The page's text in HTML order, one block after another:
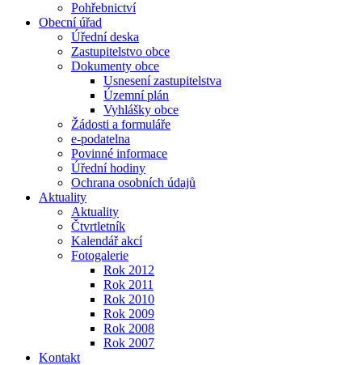
Pohřebnictví
Obecní úřad
Úřední deska
Zastupitelstvo obce
Dokumenty obce
Usnesení zastupitelstva
Územní plán
Vyhlášky obce
Žádosti a formuláře
e-podatelna
Povinné informace
Úřední hodiny
Ochrana osobních údajů
Aktuality
Aktuality
Čtvrtletník
Kalendář akcí
Fotogalerie
Rok 2012
Rok 2011
Rok 2010
Rok 2009
Rok 2008
Rok 2007
Kontakt